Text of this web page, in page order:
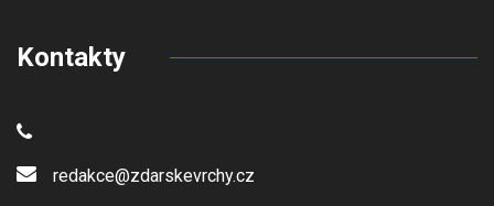
Kontakty
redakce@zdarskevrchy.cz